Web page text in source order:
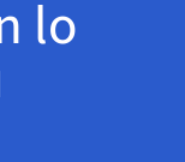
lo